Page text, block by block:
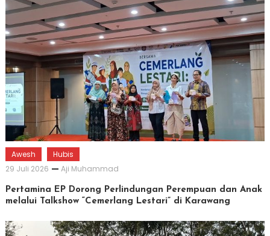
Awesh
Hubis
29 Juli 2026
Aji Muhammad
Pertamina EP Dorong Perlindungan Perempuan dan Anak
melalui Talkshow “Cemerlang Lestari” di Karawang